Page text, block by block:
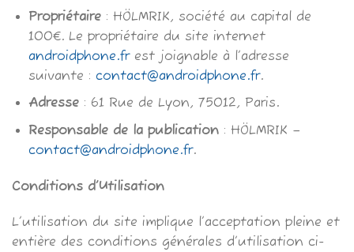
Propriétaire: HÖLMRIK, société au capital de
100€. Le propriétaire du site internet
androidphone.frest joignable à l’adresse
suivante : contact@androidphone.fr.
Adresse: 61 Rue de Lyon, 75012, Paris.
Responsable de la publication: HÖLMRIK –
contact@androidphone.fr.
Conditions d’Utilisation
L’utilisation du site implique l’acceptation pleine et
entière des conditions générales d’utilisation ci-